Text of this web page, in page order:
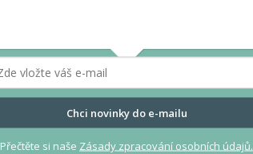
Chci novinky do e-mailu
Přečtěte si naše Zásady zpracování osobních údajů.